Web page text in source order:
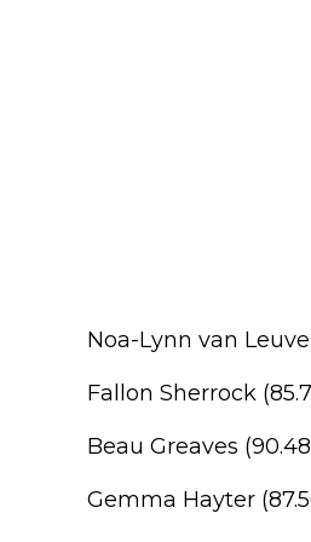
Noa-Lynn van
Fallon Sherrock
Beau Greaves
Gemma Hayter